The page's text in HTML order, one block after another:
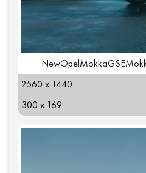
2560 x 1440
300 x 169